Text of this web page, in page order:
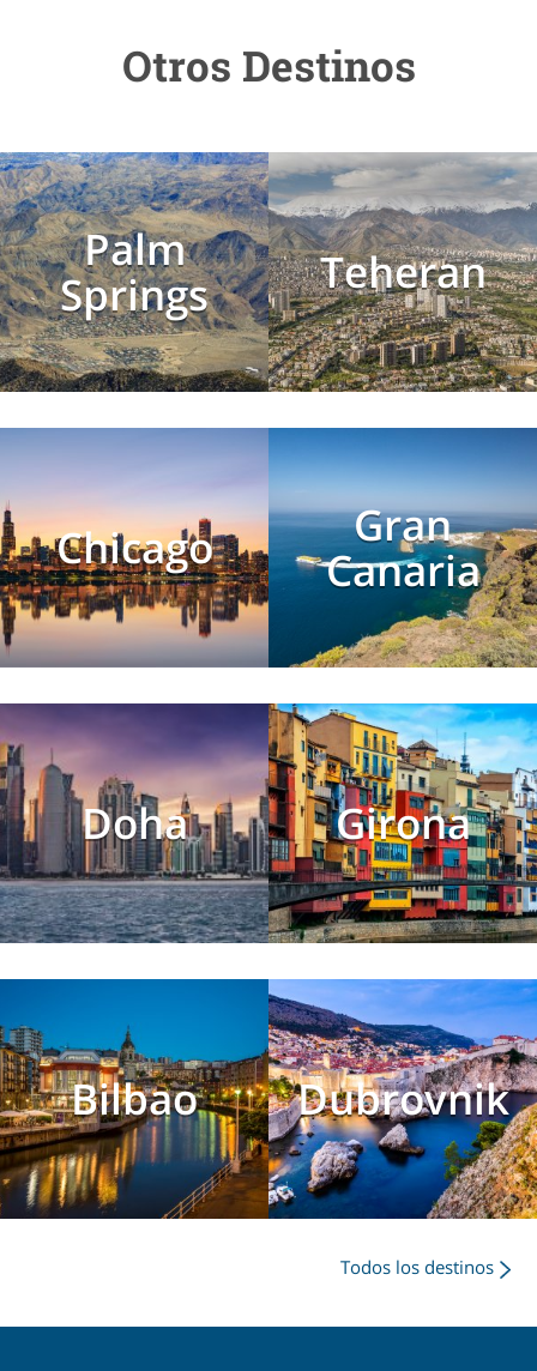
Otros Destinos
Palm
Springs
Teheran
Chicago
Gran
Canaria
Doha Girona
Bilbao Dubrovnik
Todos los destinos